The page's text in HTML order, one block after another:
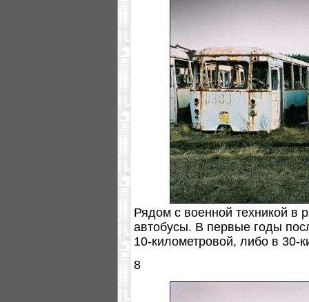
Рядом с военной техникой в
автобусы. В первые годы
10-километровой, либо в 30-
8